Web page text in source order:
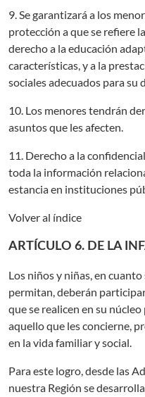
9. Se garantizará a los
protección a que se refiere
derecho a la educación
características, y a la
sociales adecuados para su
10. Los menores tendrán
asuntos que les afecten.
11. Derecho a la
toda la información
estancia en instituciones
Volver al índice
ARTÍCULO 6. DE LA
Los niños y niñas, en
permitan, deberán
que se realicen en su
aquello que les concierne,
en la vida familiar y social.
Para este logro, desde las
nuestra Región se